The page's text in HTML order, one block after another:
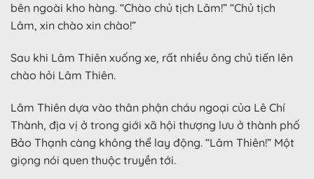
bên ngoài kho hàng. “Chào chủ tịch Lâm!” “Chủ tịch
Lâm, xin chào xin chào!”
Sau khi Lâm Thiên xuống xe, rất nhiều ông chủ tiến lên
chào hỏi Lâm Thiên.
Lâm Thiên dựa vào thân phận cháu ngoại của Lê Chí
Thành, địa vị ở trong giới xã hội thượng lưu ở thành phố
Bảo Thạnh càng không thể lay động. “Lâm Thiên!” Một
giọng nói quen thuộc truyền tới.